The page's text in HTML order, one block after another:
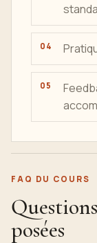
FAQ DU COURS
posées